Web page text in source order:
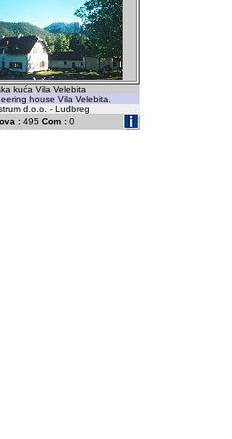
kuća Vila Velebita
house Vila Velebita.
d.o.o. - Ludbreg
: 495 Com : 0